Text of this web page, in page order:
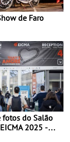
de Faro
fotos do Salão
2025 -